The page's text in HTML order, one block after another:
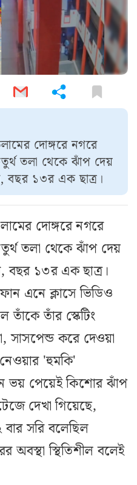
দোঙ্গরে নগরে
তলা থেকে ঝাঁপ দেয়
বছর ১৩র এক ছাত্র।
দোঙ্গরে নগরে
তলা থেকে ঝাঁপ দেয়
বছর ১৩র এক ছাত্র।
এনে ক্লাসে ভিডিও
তাঁকে তাঁর স্কেটিং
সাসপেন্ড করে দেওয়া
'হুমকি'
ভয় পেয়েই কিশোর ঝাঁপ
দেখা গিয়েছে,
বার সরি বলেছিল
অবস্থা স্থিতিশীল বলেই